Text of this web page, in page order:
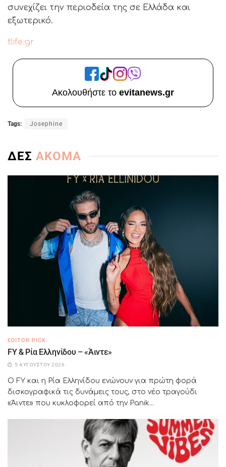
συνεχίζει την περιοδεία της σε Ελλάδα και
εξωτερικό.
tlife.gr
Ακολουθήστε το evitanews.gr
Tags: Josephine
ΔΕΣ ΑΚΟΜΑ
EDITOR PICK
FY & Ρία Ελληνίδου – «Άιντε»
5 ΑΥΓΟΎΣΤΟΥ 2026
Ο FY και η Ρία Ελληνίδου ενώνουν για πρώτη φορά
δισκογραφικά τις δυνάμεις τους, στο νέο τραγούδι
«Άιντε» που κυκλοφορεί από την Panik...